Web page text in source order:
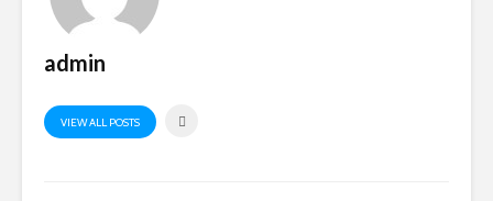
admin
VIEW ALL POSTS